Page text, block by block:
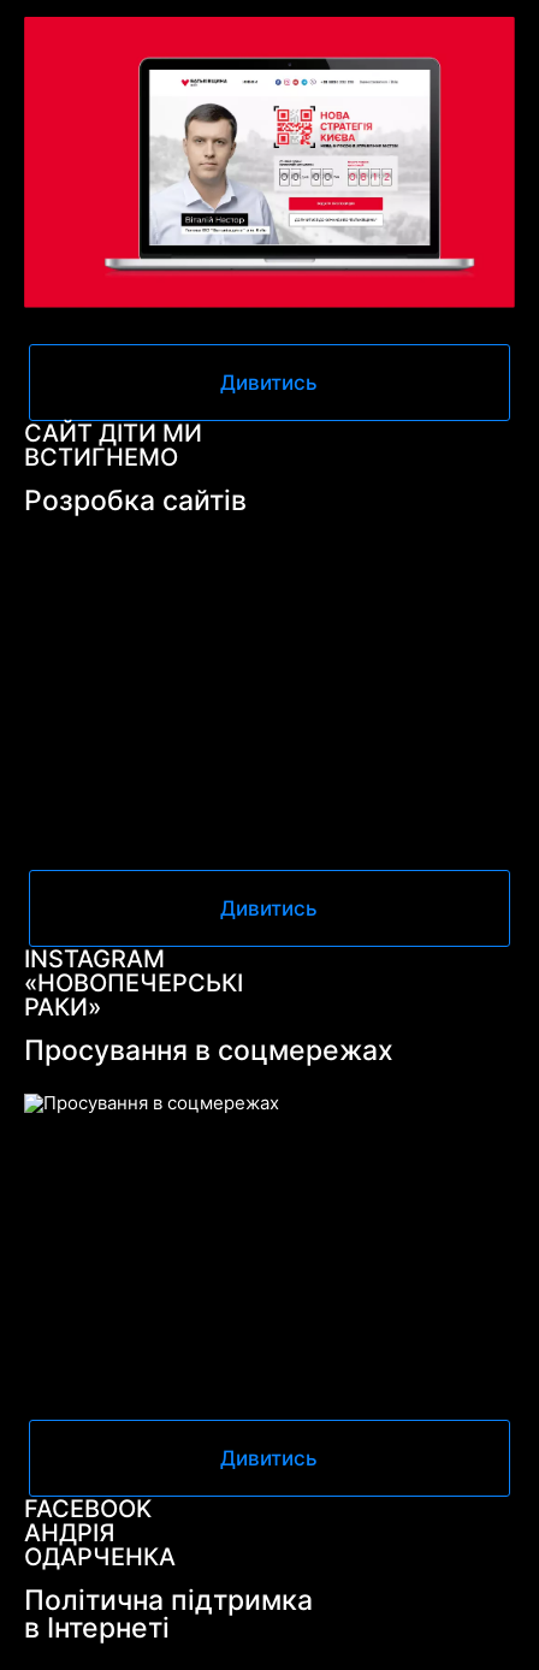
Дивитись
САЙТ ДІТИ МИ
ВСТИГНЕМО
Розробка сайтів
Дивитись
INSTAGRAM
«НОВОПЕЧЕРСЬКІ
РАКИ»
Просування в соцмережах
Дивитись
FACEBOOK
АНДРІЯ
ОДАРЧЕНКА
Політична підтримка
в Інтернеті